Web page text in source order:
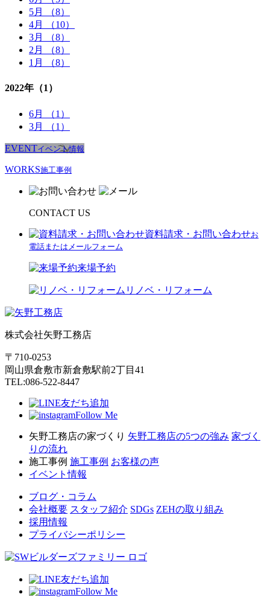
5月 （8）
4月 （10）
3月 （8）
2月 （8）
1月 （8）
2022年 （1）
6月 （1）
3月 （1）
EVENTイベント情報
WORKS施⼯事例
CONTACT US
資料請求・お問い合わせお
電話またはメールフォーム
来場予約
リノベ・リフォーム
株式会社矢野工務店
〒710-0253
岡山県倉敷市新倉敷駅前2丁目41
TEL:086-522-8447
友だち追加
Follow Me
矢野工務店の家づくり 矢野工務店の5つの強み 家づく
りの流れ
施工事例 施工事例 お客様の声
イベント情報
ブログ・コラム
会社概要 スタッフ紹介 SDGs ZEHの取り組み
採用情報
プライバシーポリシー
友だち追加
Follow Me